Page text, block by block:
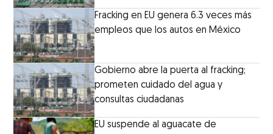
Fracking en EU genera 6.3 veces más
empleos que los autos en México
Gobierno abre la puerta al fracking;
prometen cuidado del agua y
consultas ciudadanas
EU suspende al aguacate de